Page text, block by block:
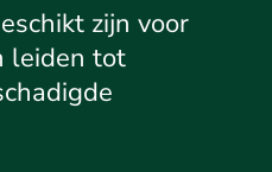
zijn voor
leiden tot